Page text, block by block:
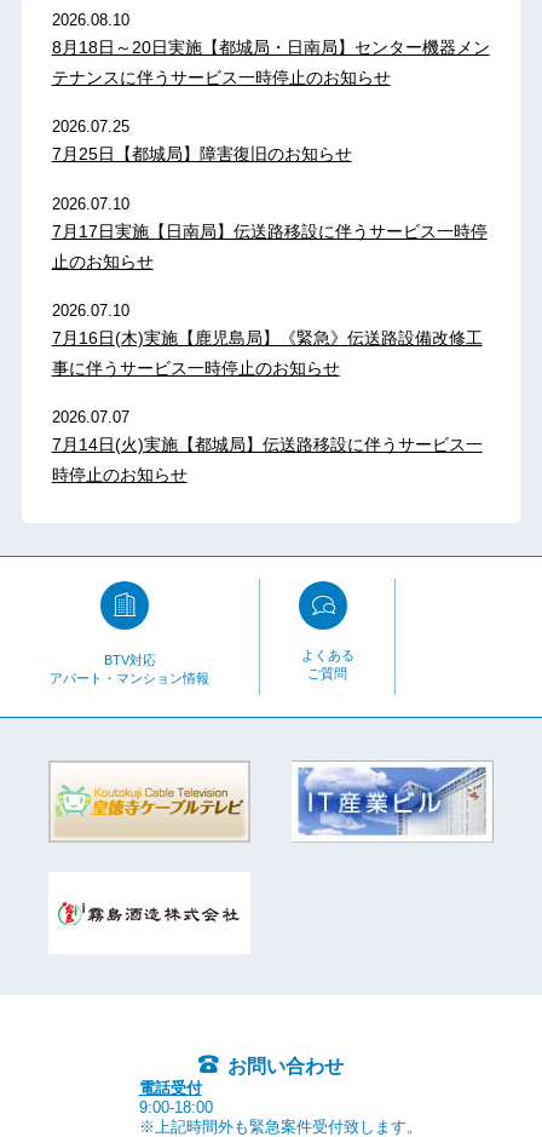
2026.08.10
8月18日～20日実施【都城局・日南局】センター機器メン
テナンスに伴うサービス一時停止のお知らせ
2026.07.25
7月25日【都城局】障害復旧のお知らせ
2026.07.10
7月17日実施【日南局】伝送路移設に伴うサービス一時停
止のお知らせ
2026.07.10
7月16日(木)実施【鹿児島局】《緊急》伝送路設備改修工
事に伴うサービス一時停止のお知らせ
2026.07.07
7月14日(火)実施【都城局】伝送路移設に伴うサービス一
時停止のお知らせ
BTV対応
アパート・マンション情報
よくある
ご質問
お問い合わせ
電話受付
9:00-18:00
※上記時間外も緊急案件受付致します。